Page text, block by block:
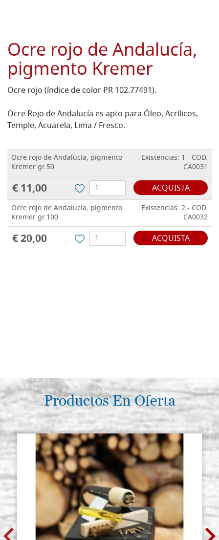
Ocre rojo de Andalucía,
pigmento Kremer
Ocre rojo (índice de color PR 102.77491).
Ocre Rojo de Andalucía es apto para Óleo, Acrílicos,
Temple, Acuarela, Lima / Fresco.
Ocre rojo de Andalucía, pigmento
Kremer gr.50
Existencias: 1 - COD.
CA0031
€ 11,00 ACQUISTA
Ocre rojo de Andalucía, pigmento
Kremer gr.100
Existencias: 2 - COD.
CA0032
€ 20,00 ACQUISTA
Productos En Oferta